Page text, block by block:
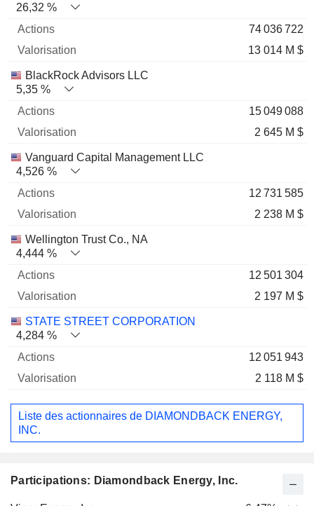
26,32 %
74 036 722
13 014 M $
BlackRock Advisors LLC
5,35 %
15 049 088
2 645 M $
Vanguard Capital Management LLC
4,526 %
12 731 585
2 238 M $
Wellington Trust Co., NA
4,444 %
12 501 304
2 197 M $
STATE STREET CORPORATION
4,284 %
12 051 943
2 118 M $
Liste des actionnaires de DIAMONDBACK ENERGY,
INC.
Participations: Diamondback Energy, Inc.